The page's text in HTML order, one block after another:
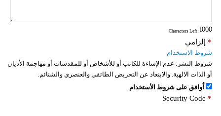
: Characters Left
إلزامي *
شروط الاستخدام
شروط النشر: عدم الإساءة للكاتب أو للأشخاص أو للمقدسات أو مهاجمة الأديان
أو الذات الالهية. والابتعاد عن التحريض الطائفي والعنصري والشتائم.
اُوافق على شروط الأستخدام
Security Code *